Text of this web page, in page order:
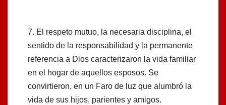
7. El respeto mutuo, la necesaria disciplina, el
sentido de la responsabilidad y la permanente
referencia a Dios caracterizaron la vida familiar
en el hogar de aquellos esposos. Se
convirtieron, en un Faro de luz que alumbró la
vida de sus hijos, parientes y amigos.